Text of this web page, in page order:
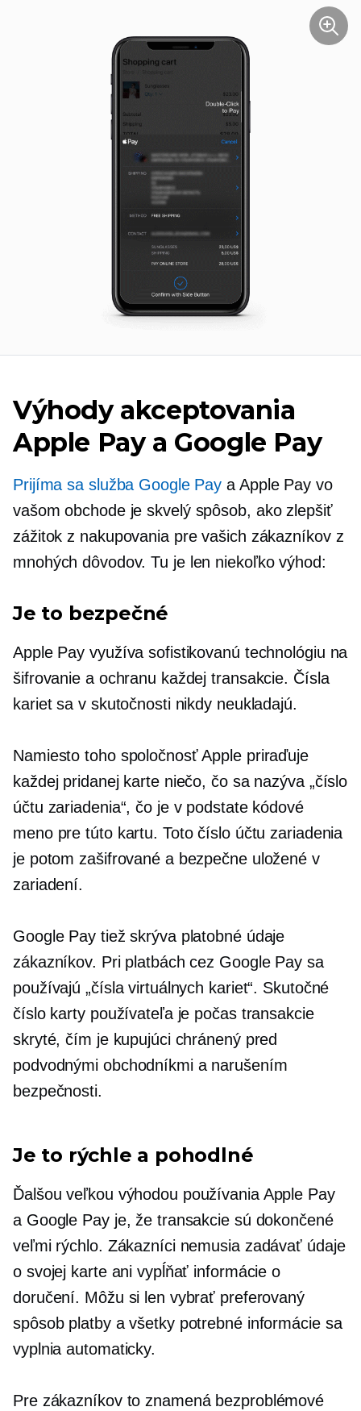
Výhody akceptovania
Apple Pay a Google Pay
Prijíma sa služba Google Pay a Apple Pay vo
vašom obchode je skvelý spôsob, ako zlepšiť
zážitok z nakupovania pre vašich zákazníkov z
mnohých dôvodov. Tu je len niekoľko výhod:
Je to bezpečné
Apple Pay využíva sofistikovanú technológiu na
šifrovanie a ochranu každej transakcie. Čísla
kariet sa v skutočnosti nikdy neukladajú.
Namiesto toho spoločnosť Apple priraďuje
každej pridanej karte niečo, čo sa nazýva „číslo
účtu zariadenia“, čo je v podstate kódové
meno pre túto kartu. Toto číslo účtu zariadenia
je potom zašifrované a bezpečne uložené v
zariadení.
Google Pay tiež skrýva platobné údaje
zákazníkov. Pri platbách cez Google Pay sa
používajú „čísla virtuálnych kariet“. Skutočné
číslo karty používateľa je počas transakcie
skryté, čím je kupujúci chránený pred
podvodnými obchodníkmi a narušením
bezpečnosti.
Je to rýchle a pohodlné
Ďalšou veľkou výhodou používania Apple Pay
a Google Pay je, že transakcie sú dokončené
veľmi rýchlo. Zákazníci nemusia zadávať údaje
o svojej karte ani vypĺňať informácie o
doručení. Môžu si len vybrať preferovaný
spôsob platby a všetky potrebné informácie sa
vyplnia automaticky.
Pre zákazníkov to znamená bezproblémové